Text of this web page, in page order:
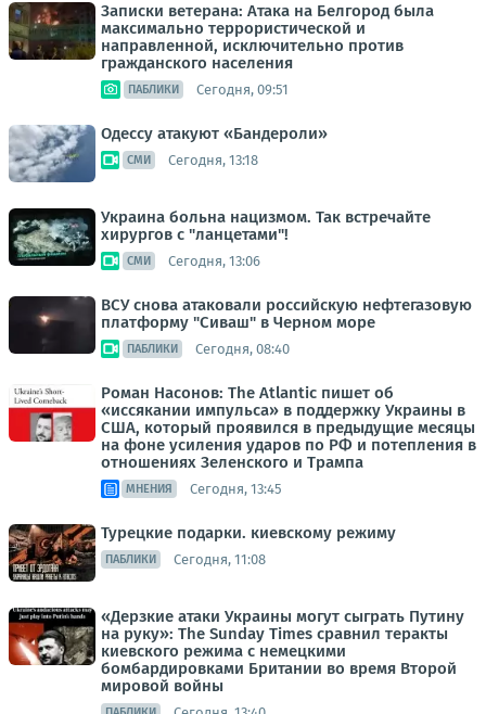
Записки ветерана: Атака на Белгород была
максимально террористической и
направленной, исключительно против
гражданского населения
ПАБЛИКИ Сегодня, 09:51
Одессу атакуют «Бандероли»
СМИ Сегодня, 13:18
Украина больна нацизмом. Так встречайте
хирургов с "ланцетами"!
СМИ Сегодня, 13:06
ВСУ снова атаковали российскую нефтегазовую
платформу "Сиваш" в Черном море
ПАБЛИКИ Сегодня, 08:40
Роман Насонов: The Atlantic пишет об
«иссякании импульса» в поддержку Украины в
США, который проявился в предыдущие месяцы
на фоне усиления ударов по РФ и потепления в
отношениях Зеленского и Трампа
МНЕНИЯ Сегодня, 13:45
Турецкие подарки. киевскому режиму
ПАБЛИКИ Сегодня, 11:08
«Дерзкие атаки Украины могут сыграть Путину
на руку»: The Sunday Times сравнил теракты
киевского режима с немецкими
бомбардировками Британии во время Второй
мировой войны